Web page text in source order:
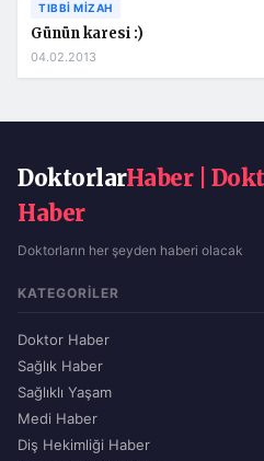
TIBBI MIZAH
Günün karesi :)
04.02.2013
DoktorlarHaber |
Haber
Doktorların her şeyden haberi olacak
KATEGORILER
Doktor Haber
Sağlık Haber
Sağlıklı Yaşam
Medi Haber
Diş Hekimliği Haber